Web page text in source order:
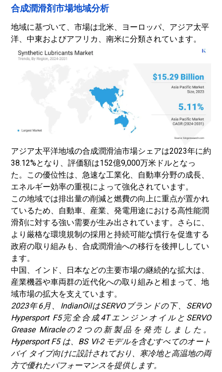
合成潤滑剤市場地域分析
地域に基づいて、市場は北米、ヨーロッパ、アジア太平
洋、中東およびアフリカ、南米に分類されています。
アジア太平洋地域の合成潤滑油市場シェアは2023年に約
38.12%となり、評価額は152億9,000万米ドルとなっ
た。この優位性は、急速な工業化、自動車分野の成長、
エネルギー効率の重視によって強化されています。
この地域では排出量の削減と燃費の向上に重点が置かれ
ているため、自動車、産業、発電用途における高性能潤
滑剤に対する強い需要が生み出されています。
さらに、
より厳格な環境規制の採用と持続可能な慣行を促進する
政府の取り組みも、合成潤滑油への移行を後押ししてい
ます。
中国、インド、日本などの主要市場の継続的な拡大は、
産業機器や車両群の近代化への取り組みと相まって、地
域市場の拡大を支えています。
2023年6月、IndianOilはSERVOブランドの下、SERVO
Hypersport F5完全合成4TエンジンオイルとSERVO
Grease Miracleの2つの新製品を発売しました。
Hypersport F5 は、BS VI-2 モデルを含むすべてのオート
バイ タイプ向けに設計されており、寒冷地と高温地の両
方で優れたパフォーマンスを提供します。